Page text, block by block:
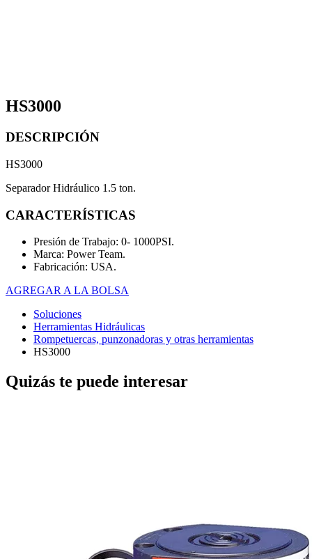
HS3000
DESCRIPCIÓN
HS3000
Separador Hidráulico 1.5 ton.
CARACTERÍSTICAS
Presión de Trabajo: 0- 1000PSI.
Marca: Power Team.
Fabricación: USA.
AGREGAR A LA BOLSA
Soluciones
Herramientas Hidráulicas
Rompetuercas, punzonadoras y otras herramientas
HS3000
Quizás te puede interesar